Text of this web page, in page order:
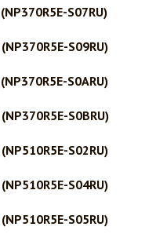
S07RU)
S09RU)
S0ARU)
S0BRU)
S02RU)
S04RU)
S05RU)